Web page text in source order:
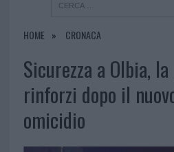
HOME CRONACA
Sicurezza a Olbia,
rinforzi dopo il
omicidio